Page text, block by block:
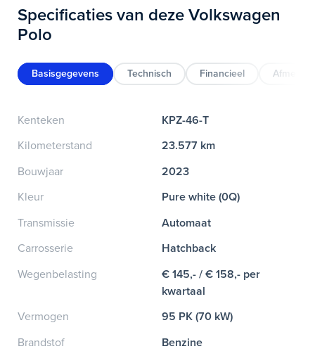
Specificaties van deze Volkswagen
Polo
Basisgegevens Technisch Financieel
Kenteken
KPZ-46-T
Kilometerstand
23.577 km
Bouwjaar
2023
Kleur
Pure white (0Q)
Transmissie
Automaat
Carrosserie
Hatchback
Wegenbelasting
€ 145,- / € 158,- per
kwartaal
Vermogen
95 PK (70 kW)
Brandstof
Benzine